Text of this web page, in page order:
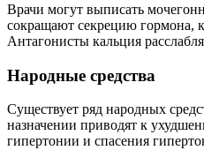
Врачи могут выписать
сокращают секрецию гормона,
Антагонисты кальция
Народные средства
Существует ряд народных
назначении приводят к
гипертонии и спасения